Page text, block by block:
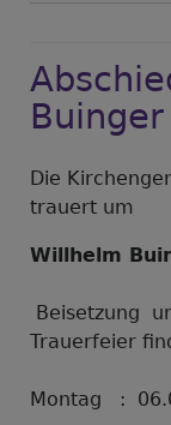
Die
trauert um
Willhelm
Beisetzung
Trauerfeier
Montag :